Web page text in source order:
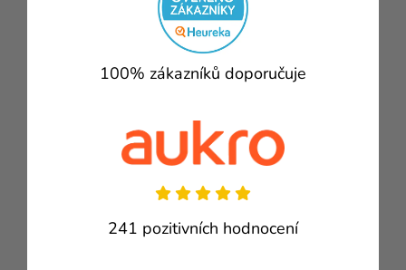
100% zákazníků doporučuje
241 pozitivních hodnocení